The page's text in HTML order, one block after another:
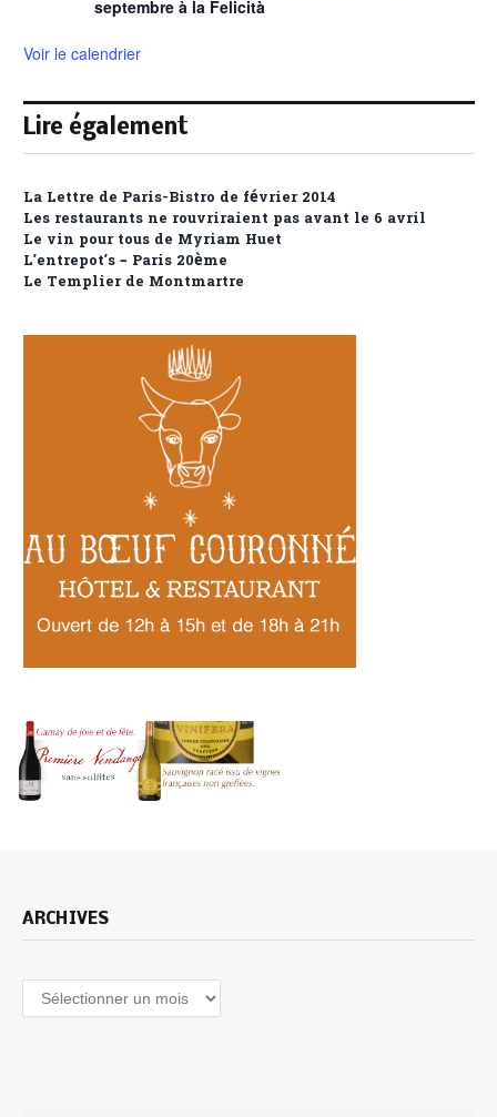
septembre à la Felicità
Voir le calendrier
Lire également
La Lettre de Paris-Bistro de février 2014
Les restaurants ne rouvriraient pas avant le 6 avril
Le vin pour tous de Myriam Huet
L’entrepot’s – Paris 20ème
Le Templier de Montmartre
ARCHIVES
Archives